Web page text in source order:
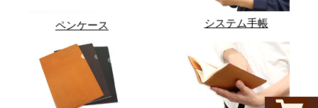
ペンケース システム手帳